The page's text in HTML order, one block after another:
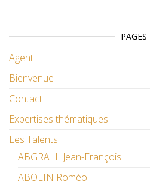
PAGES
Agent
Bienvenue
Contact
Expertises thématiques
Les Talents
ABGRALL Jean-François
ABOLIN Roméo